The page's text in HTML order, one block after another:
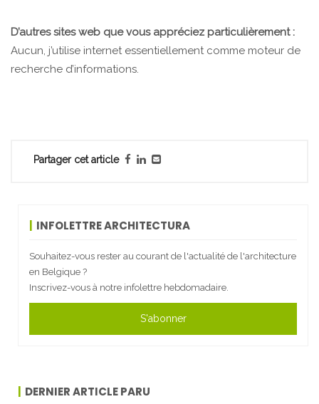
D’autres sites web que vous appréciez particulièrement :
Aucun, j’utilise internet essentiellement comme moteur de
recherche d’informations.
Partager cet article
INFOLETTRE ARCHITECTURA
Souhaitez-vous rester au courant de l'actualité de l'architecture
en Belgique ?
Inscrivez-vous à notre infolettre hebdomadaire.
S'abonner
DERNIER ARTICLE PARU